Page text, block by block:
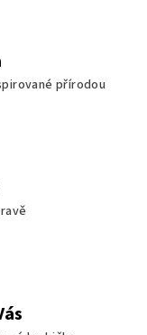
přírodou